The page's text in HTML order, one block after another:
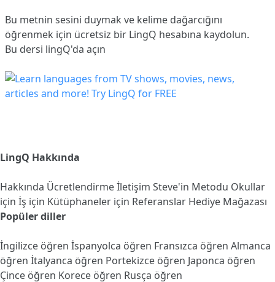
Bu metnin sesini duymak ve kelime dağarcığını
öğrenmek için ücretsiz bir LingQ hesabına kaydolun.
Bu dersi lingQ'da açın
LingQ Hakkında
Hakkında Ücretlendirmeİletişim Steve'in Metodu Okullar
için İş için Kütüphaneler için Referanslar Hediye Mağazası
Popüler diller
İngilizce öğren İspanyolca öğren Fransızca öğren Almanca
öğren İtalyanca öğren Portekizce öğren Japonca öğren
Çince öğren Korece öğren Rusça öğren